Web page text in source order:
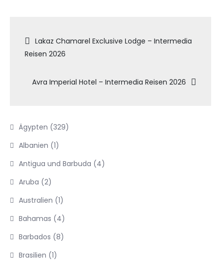
Beitragsnavigation
Lakaz Chamarel Exclusive Lodge – Intermedia
Reisen 2026
Avra Imperial Hotel – Intermedia Reisen 2026
Ägypten (329)
Albanien (1)
Antigua und Barbuda (4)
Aruba (2)
Australien (1)
Bahamas (4)
Barbados (8)
Brasilien (1)